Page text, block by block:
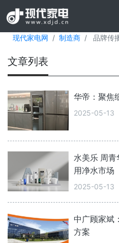
现代家电网 制造商 品牌传
文章列表
华帝：聚焦
2025-05-13
水美乐 周青
用净水市场
2025-05-13
中广顾家斌
方案